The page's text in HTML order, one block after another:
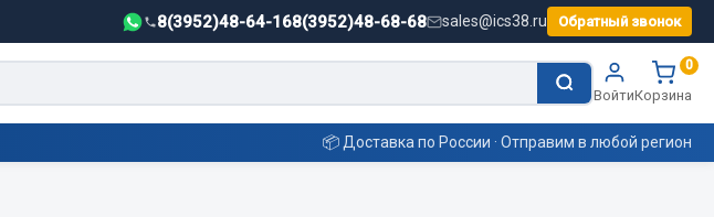
8(3952)48-64-168(3952)48-68-68 sales@ics38.ru Обратный звонок
Войти
0
Корзина
📦 Доставка по России · Отправим в любой регион